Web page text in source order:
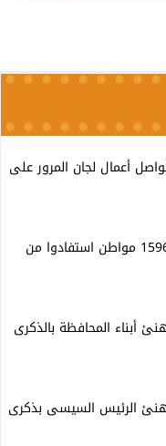
أعمال لجان المرور على
محافظ الدقهلية: 1596 مواطن استفادوا من
أبناء المحافظة بالذكرى
الرئيس السيسى بذكرى